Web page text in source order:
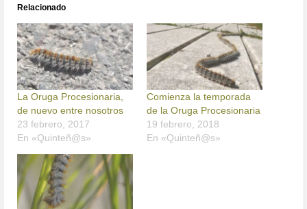
Relacionado
La Oruga Procesionaria,
de nuevo entre nosotros
23 febrero, 2017
En «Quinteñ@s»
Comienza la temporada
de la Oruga Procesionaria
19 febrero, 2018
En «Quinteñ@s»